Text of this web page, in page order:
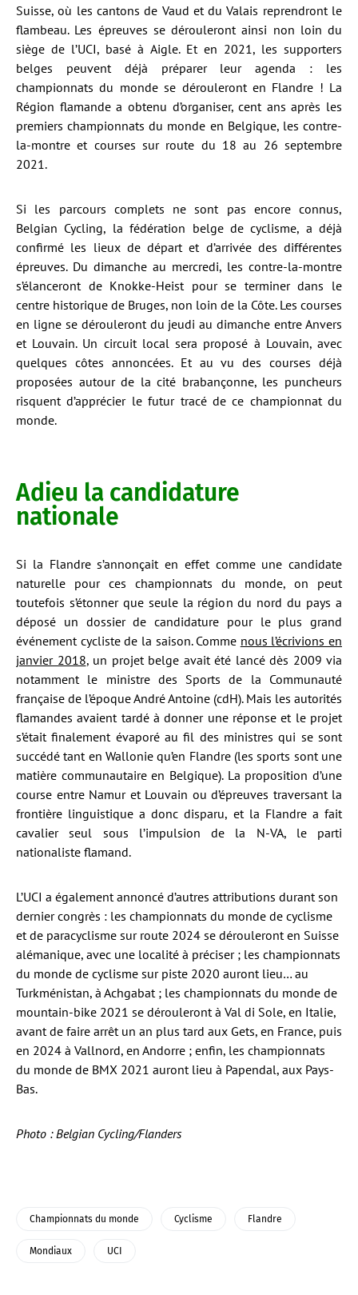
Suisse, où les cantons de Vaud et du Valais reprendront le
flambeau. Les épreuves se dérouleront ainsi non loin du
siège de l’UCI, basé à Aigle. Et en 2021, les supporters
belges peuvent déjà préparer leur agenda : les
championnats du monde se dérouleront en Flandre ! La
Région flamande a obtenu d’organiser, cent ans après les
premiers championnats du monde en Belgique, les contre-
la-montre et courses sur route du 18 au 26 septembre
2021.
Si les parcours complets ne sont pas encore connus,
Belgian Cycling, la fédération belge de cyclisme, a déjà
confirmé les lieux de départ et d’arrivée des différentes
épreuves. Du dimanche au mercredi, les contre-la-montre
s’élanceront de Knokke-Heist pour se terminer dans le
centre historique de Bruges, non loin de la Côte. Les courses
en ligne se dérouleront du jeudi au dimanche entre Anvers
et Louvain. Un circuit local sera proposé à Louvain, avec
quelques côtes annoncées. Et au vu des courses déjà
proposées autour de la cité brabançonne, les puncheurs
risquent d’apprécier le futur tracé de ce championnat du
monde.
Adieu la candidature
nationale
Si la Flandre s’annonçait en effet comme une candidate
naturelle pour ces championnats du monde, on peut
toutefois s’étonner que seule la région du nord du pays a
déposé un dossier de candidature pour le plus grand
événement cycliste de la saison. Comme nous l’écrivions en
janvier 2018, un projet belge avait été lancé dès 2009 via
notamment le ministre des Sports de la Communauté
française de l’époque André Antoine (cdH). Mais les autorités
flamandes avaient tardé à donner une réponse et le projet
s’était finalement évaporé au fil des ministres qui se sont
succédé tant en Wallonie qu’en Flandre (les sports sont une
matière communautaire en Belgique). La proposition d’une
course entre Namur et Louvain ou d’épreuves traversant la
frontière linguistique a donc disparu, et la Flandre a fait
cavalier seul sous l’impulsion de la N-VA, le parti
nationaliste flamand.
L’UCI a également annoncé d’autres attributions durant son
dernier congrès : les championnats du monde de cyclisme
et de paracyclisme sur route 2024 se dérouleront en Suisse
alémanique, avec une localité à préciser ; les championnats
du monde de cyclisme sur piste 2020 auront lieu… au
Turkménistan, à Achgabat ; les championnats du monde de
mountain-bike 2021 se dérouleront à Val di Sole, en Italie,
avant de faire arrêt un an plus tard aux Gets, en France, puis
en 2024 à Vallnord, en Andorre ; enfin, les championnats
du monde de BMX 2021 auront lieu à Papendal, aux Pays-
Bas.
Photo : Belgian Cycling/Flanders
Championnats du monde Cyclisme Flandre
Mondiaux UCI